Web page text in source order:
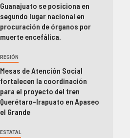
Guanajuato se posiciona en
segundo lugar nacional en
procuración de órganos por
muerte encefálica.
REGIÓN
Mesas de Atención Social
fortalecen la coordinación
para el proyecto del tren
Querétaro-Irapuato en Apaseo
el Grande
ESTATAL